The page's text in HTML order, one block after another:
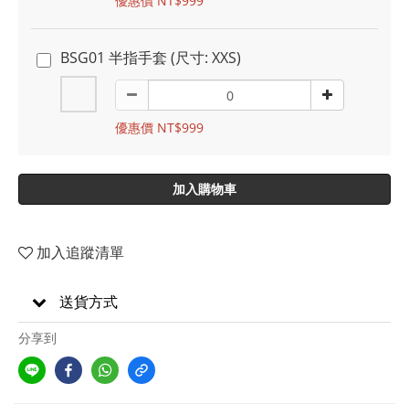
BSG01 半指手套 (尺寸: XXS)
優惠價 NT$999
加入購物車
加入追蹤清單
送貨方式
分享到